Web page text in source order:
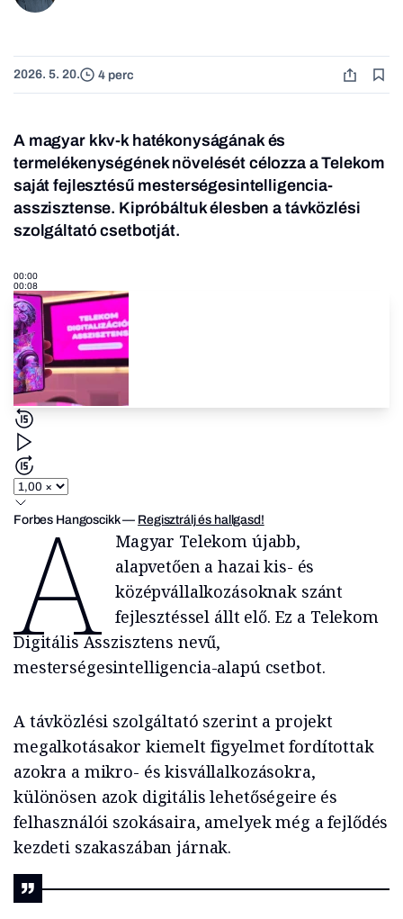
2026. 5. 20. 4 perc
A magyar kkv-k hatékonyságának és
termelékenységének növelését célozza a Telekom
saját fejlesztésű mesterségesintelligencia-
asszisztense. Kipróbáltuk élesben a távközlési
szolgáltató csetbotját.
00:00
00:08
Forbes Hangoscikk— Regisztrálj és hallgasd!
A
Magyar Telekom újabb,
alapvetően a hazai kis- és
középvállalkozásoknak szánt
fejlesztéssel állt elő. Ez a Telekom
Digitális Asszisztens nevű,
mesterségesintelligencia-alapú csetbot.
A távközlési szolgáltató szerint a projekt
megalkotásakor kiemelt figyelmet fordítottak
azokra a mikro- és kisvállalkozásokra,
különösen azok digitális lehetőségeire és
felhasználói szokásaira, amelyek még a fejlődés
kezdeti szakaszában járnak.